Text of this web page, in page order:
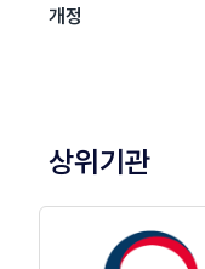
개정
상위기관